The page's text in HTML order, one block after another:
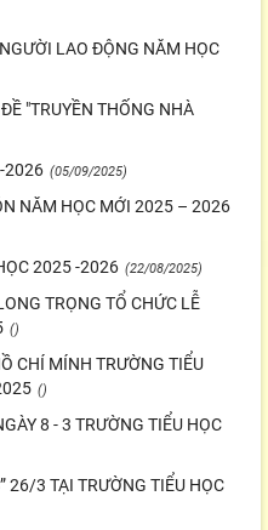
LAO ĐỘNG NĂM HỌC
"TRUYỀN THỐNG NHÀ
2026 (05/09/2025)
NĂM HỌC MỚI 2025 – 2026
2025 -2026 (22/08/2025)
TRỌNG TỔ CHỨC LỄ
()
CHÍ MÍNH TRƯỜNG TIỂU
()
8 - 3 TRƯỜNG TIỂU HỌC
26/3 TẠI TRƯỜNG TIỂU HỌC